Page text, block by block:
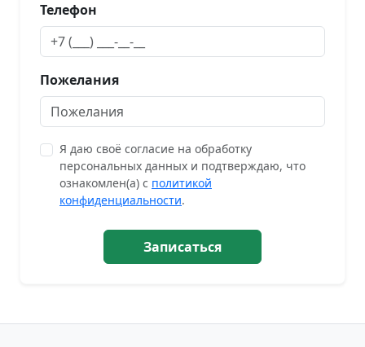
Телефон
Пожелания
Я даю своё согласие на обработку
персональных данных и подтверждаю, что
ознакомлен(а) с политикой
конфиденциальности.
Записаться